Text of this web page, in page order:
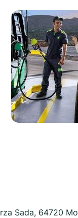
Sada, 64720